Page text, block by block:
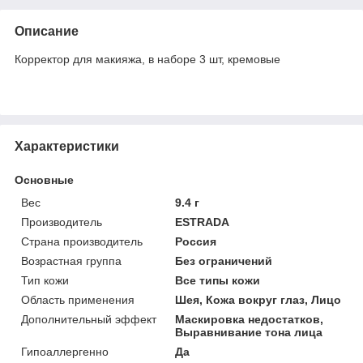
Описание
Корректор для макияжа, в наборе 3 шт, кремовые
Характеристики
Основные
Вес
9.4 г
Производитель
ESTRADA
Страна производитель
Россия
Возрастная группа
Без ограничений
Тип кожи
Все типы кожи
Область применения
Шея, Кожа вокруг глаз, Лицо
Дополнительный эффект
Маскировка недостатков,
Выравнивание тона лица
Гипоаллергенно
Да